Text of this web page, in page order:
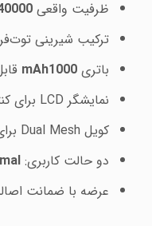
ظرفیت واقعی40000
ترکیب شیرینی
باتری 1000
mAh
نمایشگر LCD برای
کویل Dual Mesh
دو حالت کاربری:
عرضه با ضمانت